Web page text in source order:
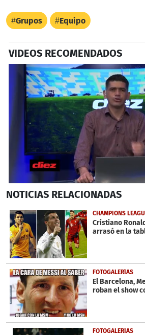
Grupos Equipo
VIDEOS RECOMENDADOS
seconds
9
minutes,
32
seconds
NOTICIAS RELACIONADAS
CHAMPIONS
Cristiano
arrasó en la
FOTOGALERÍAS
El Barcelona,
roban el show
FOTOGALERÍAS